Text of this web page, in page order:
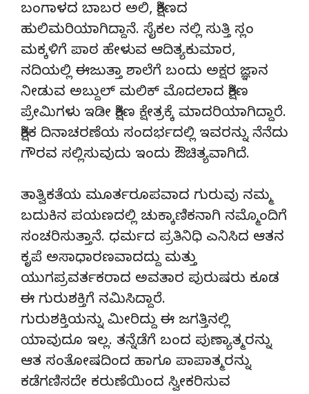
ಬಂಗಾಳದ ಬಾಬರ ಅಲಿ, ಶಿಕ್ಷಣದ
ಹುಲಿಮರಿಯಾಗಿದ್ದಾನೆ. ಸೈಕಲ ನಲ್ಲಿ ಸುತ್ತಿ ಸ್ಲಂ
ಮಕ್ಕಳಿಗೆ ಪಾಠ ಹೇಳುವ ಆದಿತ್ಯಕುಮಾರ,
ನದಿಯಲ್ಲಿ ಈಜುತ್ತಾ ಶಾಲೆಗೆ ಬಂದು ಅಕ್ಷರ ಜ್ಞಾನ
ನೀಡುವ ಅಬ್ದುಲ್ ಮಲಿಕ್ ಮೊದಲಾದ ಶಿಕ್ಷಣ
ಪ್ರೇಮಿಗಳು ಇಡೀ ಶಿಕ್ಷಣ ಕ್ಷೇತ್ರಕ್ಕೆ ಮಾದರಿಯಾಗಿದ್ದಾರೆ.
ಶಿಕ್ಷಕ ದಿನಾಚರಣೆಯ ಸಂದರ್ಭದಲ್ಲಿ ಇವರನ್ನು ನೆನೆದು
ಗೌರವ ಸಲ್ಲಿಸುವುದು ಇಂದು ಔಚಿತ್ಯವಾಗಿದೆ.
ತಾತ್ವಿಕತೆಯ ಮೂರ್ತರೂಪವಾದ ಗುರುವು ನಮ್ಮ
ಬದುಕಿನ ಪಯಣದಲ್ಲಿ ಚುಕ್ಕಾಣಿಕನಾಗಿ ನಮ್ಮೊಂದಿಗೆ
ಸಂಚರಿಸುತ್ತಾನೆ. ಧರ್ಮದ ಪ್ರತಿನಿಧಿ ಎನಿಸಿದ ಆತನ
ಕೃಪೆ ಅಸಾಧಾರಣವಾದದ್ದು ಮತ್ತು
ಯುಗಪ್ರವರ್ತಕರಾದ ಅವತಾರ ಪುರುಷರು ಕೂಡ
ಈ ಗುರುಶಕ್ತಿಗೆ ನಮಿಸಿದ್ದಾರೆ.
ಗುರುಶಕ್ತಿಯನ್ನು ಮೀರಿದ್ದು ಈ ಜಗತ್ತಿನಲ್ಲಿ
ಯಾವುದೂ ಇಲ್ಲ. ತನ್ನೆಡೆಗೆ ಬಂದ ಪುಣ್ಯಾತ್ಮರನ್ನು
ಆತ ಸಂತೋಷದಿಂದ ಹಾಗೂ ಪಾಪಾತ್ಮರನ್ನು
ಕಡೆಗಣಿಸದೇ ಕರುಣೆಯಿಂದ ಸ್ವೀಕರಿಸುವ